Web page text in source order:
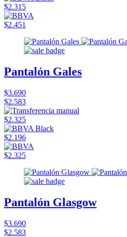
$2.315
$2.451
Pantalón Gales
$3.690
$2.583
$2.325
$2.196
$2.325
Pantalón Glasgow
$3.690
$2.583